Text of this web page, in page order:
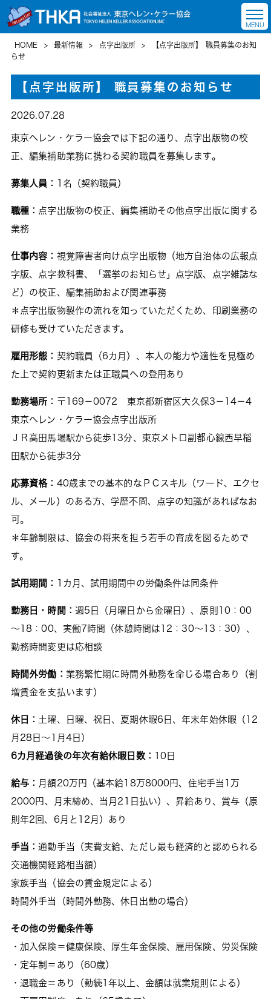
HOME > 最新情報 > 点字出版所 >
【点字出版所】 職員募集のお知
らせ
【点字出版所】 職員募集のお知らせ
2026.07.28
東京ヘレン・ケラー協会では下記の通り、点字出版物の校
正、編集補助業務に携わる契約職員を募集します。
募集人員： 1名（契約職員）
職種： 点字出版物の校正、編集補助その他点字出版に関する
業務
仕事内容： 視覚障害者向け点字出版物（地方自治体の広報点
字版、点字教科書、「選挙のお知らせ」点字版、点字雑誌な
ど）の校正、編集補助および関連事務
＊点字出版物製作の流れを知っていただくため、印刷業務の
研修も受けていただきます。
雇用形態： 契約職員（6カ月）、本人の能力や適性を見極め
た上で契約更新または正職員への登用あり
勤務場所： 〒169－0072 東京都新宿区大久保3－14－4
東京ヘレン・ケラー協会点字出版所
ＪＲ高田馬場駅から徒歩13分、東京メトロ副都心線西早稲
田駅から徒歩3分
応募資格： 40歳までの基本的なＰＣスキル（ワード、エクセ
ル、メール）のある方、学歴不問、点字の知識があればなお
可。
＊年齢制限は、協会の将来を担う若手の育成を図るためで
す。
試用期間： 1カ月、試用期間中の労働条件は同条件
勤務日・時間： 週5日（月曜日から金曜日）、原則10：00
～18：00、実働7時間（休憩時間は12：30～13：30）、
勤務時間変更は応相談
時間外労働： 業務繁忙期に時間外勤務を命じる場合あり（割
増賃金を支払います）
休日： 土曜、日曜、祝日、夏期休暇6日、年末年始休暇（12
月28日～1月4日）
6カ月経過後の年次有給休暇日数：
10日
給与： 月額20万円（基本給18万8000円、住宅手当1万
2000円、月末締め、当月21日払い）、昇給あり、賞与（原
則年2回、6月と12月）あり
手当：通勤手当（実費支給、ただし最も経済的と認められる
交通機関経路相当額）
家族手当（協会の賃金規定による）
時間外手当（時間外勤務、休日出勤の場合）
その他の労働条件等
・加入保険＝健康保険、厚生年金保険、雇用保険、労災保険
・定年制＝あり（60歳）
・退職金＝あり（勤続1年以上、金額は就業規則による）